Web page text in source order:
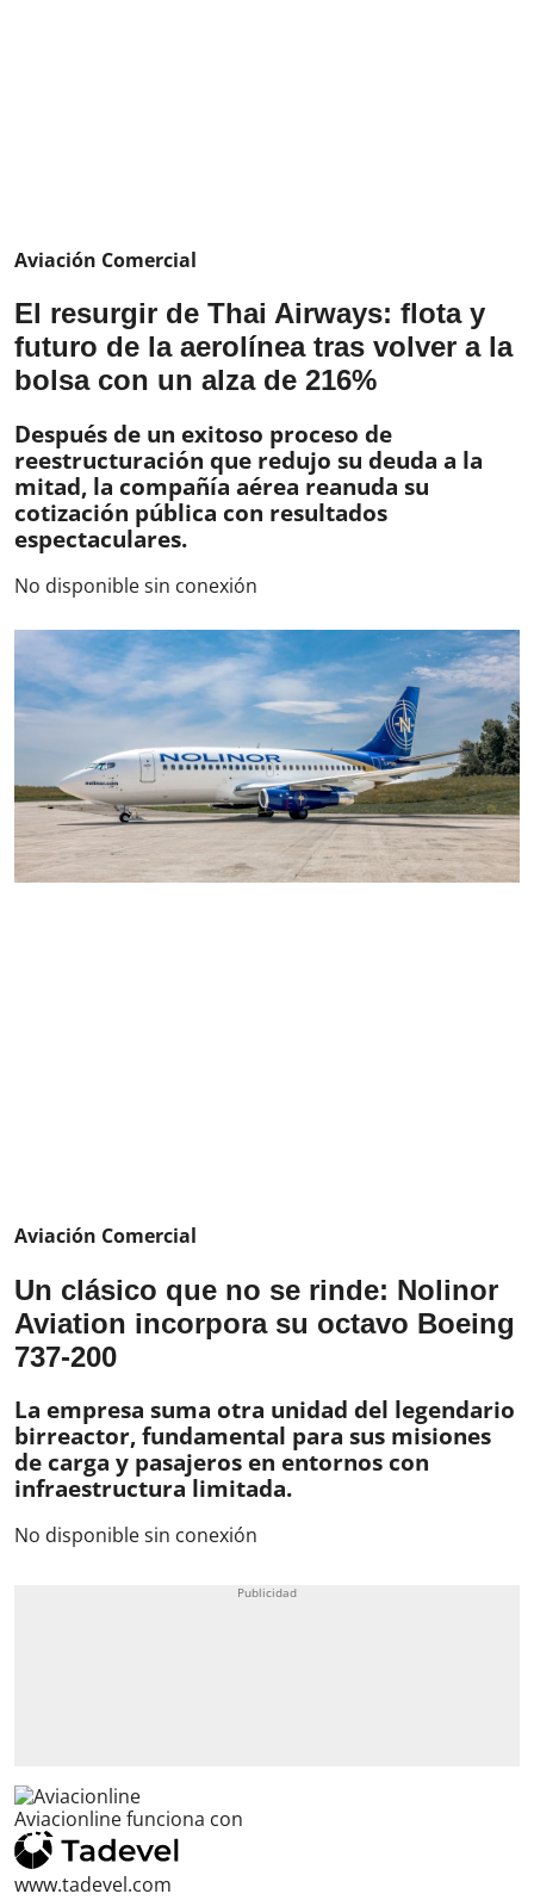
Aviación Comercial
El resurgir de Thai Airways: flota y
futuro de la aerolínea tras volver a la
bolsa con un alza de 216%
Después de un exitoso proceso de
reestructuración que redujo su deuda a la
mitad, la compañía aérea reanuda su
cotización pública con resultados
espectaculares.
No disponible sin conexión
Aviación Comercial
Un clásico que no se rinde: Nolinor
Aviation incorpora su octavo Boeing
737-200
La empresa suma otra unidad del legendario
birreactor, fundamental para sus misiones
de carga y pasajeros en entornos con
infraestructura limitada.
No disponible sin conexión
Aviacionline funciona con
www.tadevel.com